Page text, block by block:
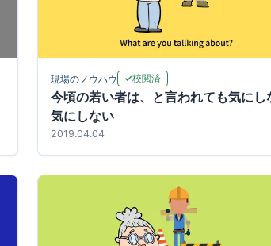
現場のノウハウ 校閲済
今頃の若い者は、と言われても気にし
気にしない
2019.04.04